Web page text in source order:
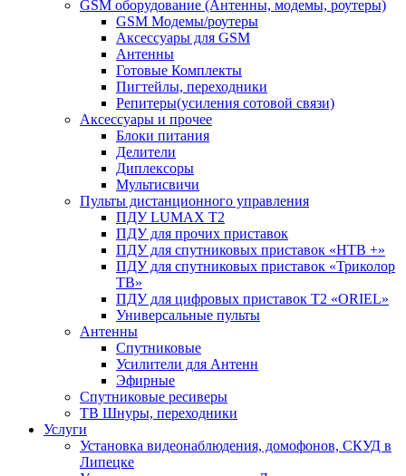
GSM оборудование (Антенны, модемы, роутеры)
GSM Модемы/роутеры
Аксессуары для GSM
Антенны
Готовые Комплекты
Пигтейлы, переходники
Репитеры(усиления сотовой связи)
Аксессуары и прочее
Блоки питания
Делители
Диплексоры
Мультисвичи
Пульты дистанционного управления
ПДУ LUMAX Т2
ПДУ для прочих приставок
ПДУ для спутниковых приставок «НТВ +»
ПДУ для спутниковых приставок «Триколор
ТВ»
ПДУ для цифровых приставок Т2 «ORIEL»
Универсальные пульты
Антенны
Спутниковые
Усилители для Антенн
Эфирные
Спутниковые ресиверы
ТВ Шнуры, переходники
Услуги
Установка видеонаблюдения, домофонов, СКУД в
Липецке